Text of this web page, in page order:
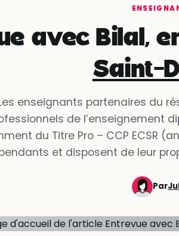
avec Bilal,
Saint-
enseignants partenaires du
de l’enseignement
du Titre Pro – CCP ECSR
et disposent de leur
Par